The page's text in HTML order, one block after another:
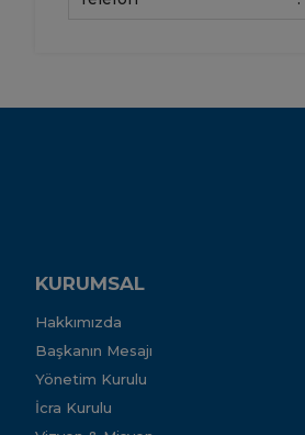
KURUMSAL
Hakkımızda
Başkanın Mesajı
Yönetim Kurulu
İcra Kurulu